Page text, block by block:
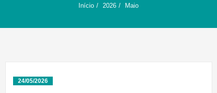
Início 2026 Maio
24/05/2026